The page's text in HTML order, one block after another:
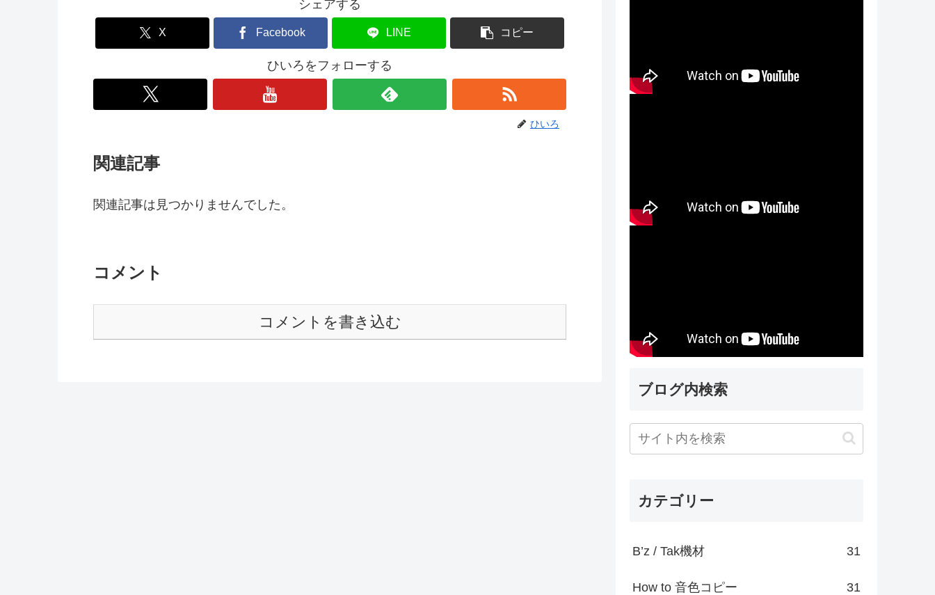
シェアする
X Facebook LINE コピー
ひいろをフォローする
ひいろ
関連記事
関連記事は見つかりませんでした。
コメント
コメントを書き込む
ブログ内検索
カテゴリー
B’z / Tak機材 31
How to 音色コピー 31